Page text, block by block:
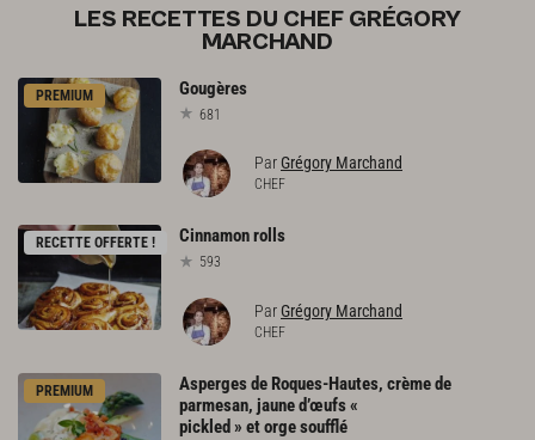
LES RECETTES DU CHEF GRÉGORY
MARCHAND
PREMIUM Gougères
681
ParGrégory Marchand
CHEF
RECETTE OFFERTE ! Cinnamonrolls
593
ParGrégory Marchand
CHEF
PREMIUM
Asperges de Roques-Hautes, crème de
parmesan, jaune d’œufs «
pickled » et orge soufflé